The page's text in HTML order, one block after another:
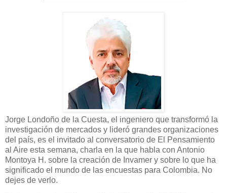
Jorge Londoño de la Cuesta, el ingeniero que transformó la
investigación de mercados y lideró grandes organizaciones
del país, es el invitado al conversatorio de El Pensamiento
al Aire esta semana, charla en la que habla con Antonio
Montoya H. sobre la creación de Invamer y sobre lo que ha
significado el mundo de las encuestas para Colombia. No
dejes de verlo.